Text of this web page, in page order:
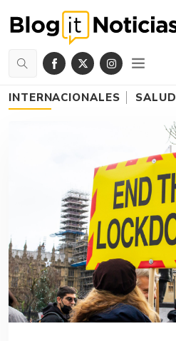
INTERNACIONALES SALUD